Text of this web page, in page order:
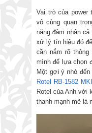
Vai trò của power
vô cùng quan
năng đảm nhận
xử lý tín hiệu đó
cần nắm rõ
mình để lựa chọn
Một gợi ý nhỏ
Rotel RB-1582 MKII
Rotel của Anh với
thanh mạnh mẽ là